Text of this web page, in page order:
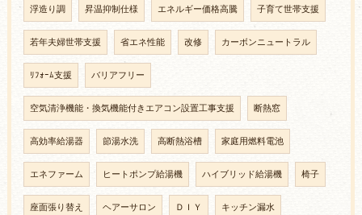
浮造り調 昇温抑制仕様 エネルギー価格高騰 子育て世帯支援
若年夫婦世帯支援 省エネ性能 改修 カーボンニュートラル
ﾘﾌｫｰﾑ支援 バリアフリー
空気清浄機能・換気機能付きエアコン設置工事支援 断熱窓
高効率給湯器 節湯水洗 高断熱浴槽 家庭用燃料電池
エネファーム ヒートポンプ給湯機 ハイブリッド給湯機 椅子
座面張り替え ヘアーサロン ＤＩＹ キッチン漏水